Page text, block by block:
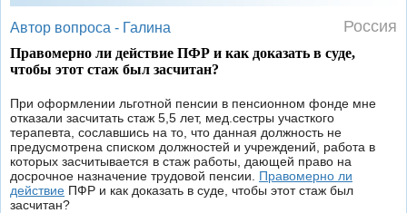
Автор вопроса - Галина Россия
Правомерно ли действие ПФР и как доказать в суде,
чтобы этот стаж был засчитан?
При оформлении льготной пенсии в пенсионном фонде мне
отказали засчитать стаж 5,5 лет, мед.сестры участкого
терапевта, сославшись на то, что данная должность не
предусмотрена списком должностей и учреждений, работа в
которых засчитывается в стаж работы, дающей право на
досрочное назначение трудовой пенсии. Правомерно ли
действие ПФР и как доказать в суде, чтобы этот стаж был
засчитан?